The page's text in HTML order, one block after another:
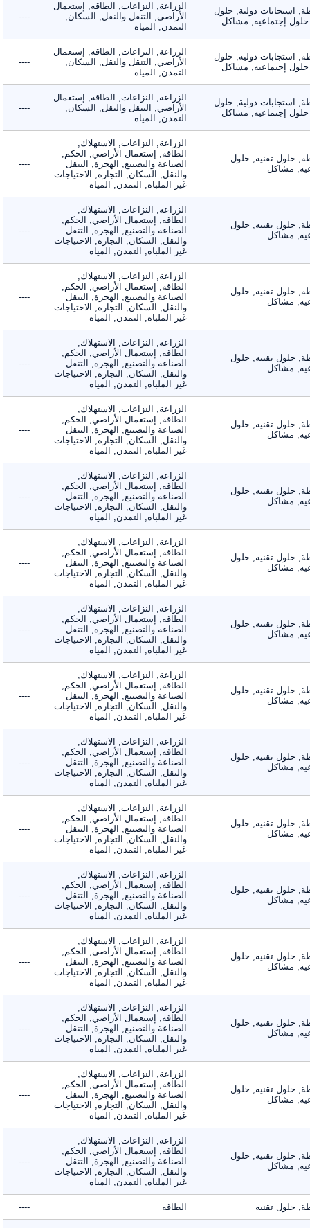
استجابات دولية, حلول
إجتماعيه, مشاكل
الزراعة, النزاعات, الطاقه, إستعمال
الأراضي, التنقل والنقل, السكان,
التمدن, المياه
----
استجابات دولية, حلول
إجتماعيه, مشاكل
الزراعة, النزاعات, الطاقه, إستعمال
الأراضي, التنقل والنقل, السكان,
التمدن, المياه
----
استجابات دولية, حلول
إجتماعيه, مشاكل
الزراعة, النزاعات, الطاقه, إستعمال
الأراضي, التنقل والنقل, السكان,
التمدن, المياه
----
حلول تقنيه, حلول
مشاكل
الزراعة, النزاعات, الاستهلاك,
الطاقه, إستعمال الأراضي, الحكم,
الصناعة والتصنيع, الهجرة, التنقل
والنقل, السكان, التجاره, الاحتياجات
غير الملباه, التمدن, المياه
----
حلول تقنيه, حلول
مشاكل
الزراعة, النزاعات, الاستهلاك,
الطاقه, إستعمال الأراضي, الحكم,
الصناعة والتصنيع, الهجرة, التنقل
والنقل, السكان, التجاره, الاحتياجات
غير الملباه, التمدن, المياه
----
حلول تقنيه, حلول
مشاكل
الزراعة, النزاعات, الاستهلاك,
الطاقه, إستعمال الأراضي, الحكم,
الصناعة والتصنيع, الهجرة, التنقل
والنقل, السكان, التجاره, الاحتياجات
غير الملباه, التمدن, المياه
----
حلول تقنيه, حلول
مشاكل
الزراعة, النزاعات, الاستهلاك,
الطاقه, إستعمال الأراضي, الحكم,
الصناعة والتصنيع, الهجرة, التنقل
والنقل, السكان, التجاره, الاحتياجات
غير الملباه, التمدن, المياه
----
حلول تقنيه, حلول
مشاكل
الزراعة, النزاعات, الاستهلاك,
الطاقه, إستعمال الأراضي, الحكم,
الصناعة والتصنيع, الهجرة, التنقل
والنقل, السكان, التجاره, الاحتياجات
غير الملباه, التمدن, المياه
----
حلول تقنيه, حلول
مشاكل
الزراعة, النزاعات, الاستهلاك,
الطاقه, إستعمال الأراضي, الحكم,
الصناعة والتصنيع, الهجرة, التنقل
والنقل, السكان, التجاره, الاحتياجات
غير الملباه, التمدن, المياه
----
حلول تقنيه, حلول
مشاكل
الزراعة, النزاعات, الاستهلاك,
الطاقه, إستعمال الأراضي, الحكم,
الصناعة والتصنيع, الهجرة, التنقل
والنقل, السكان, التجاره, الاحتياجات
غير الملباه, التمدن, المياه
----
حلول تقنيه, حلول
مشاكل
الزراعة, النزاعات, الاستهلاك,
الطاقه, إستعمال الأراضي, الحكم,
الصناعة والتصنيع, الهجرة, التنقل
والنقل, السكان, التجاره, الاحتياجات
غير الملباه, التمدن, المياه
----
حلول تقنيه, حلول
مشاكل
الزراعة, النزاعات, الاستهلاك,
الطاقه, إستعمال الأراضي, الحكم,
الصناعة والتصنيع, الهجرة, التنقل
والنقل, السكان, التجاره, الاحتياجات
غير الملباه, التمدن, المياه
----
حلول تقنيه, حلول
مشاكل
الزراعة, النزاعات, الاستهلاك,
الطاقه, إستعمال الأراضي, الحكم,
الصناعة والتصنيع, الهجرة, التنقل
والنقل, السكان, التجاره, الاحتياجات
غير الملباه, التمدن, المياه
----
حلول تقنيه, حلول
مشاكل
الزراعة, النزاعات, الاستهلاك,
الطاقه, إستعمال الأراضي, الحكم,
الصناعة والتصنيع, الهجرة, التنقل
والنقل, السكان, التجاره, الاحتياجات
غير الملباه, التمدن, المياه
----
حلول تقنيه, حلول
مشاكل
الزراعة, النزاعات, الاستهلاك,
الطاقه, إستعمال الأراضي, الحكم,
الصناعة والتصنيع, الهجرة, التنقل
والنقل, السكان, التجاره, الاحتياجات
غير الملباه, التمدن, المياه
----
حلول تقنيه, حلول
مشاكل
الزراعة, النزاعات, الاستهلاك,
الطاقه, إستعمال الأراضي, الحكم,
الصناعة والتصنيع, الهجرة, التنقل
والنقل, السكان, التجاره, الاحتياجات
غير الملباه, التمدن, المياه
----
حلول تقنيه, حلول
مشاكل
الزراعة, النزاعات, الاستهلاك,
الطاقه, إستعمال الأراضي, الحكم,
الصناعة والتصنيع, الهجرة, التنقل
والنقل, السكان, التجاره, الاحتياجات
غير الملباه, التمدن, المياه
----
حلول تقنيه, حلول
مشاكل
الزراعة, النزاعات, الاستهلاك,
الطاقه, إستعمال الأراضي, الحكم,
الصناعة والتصنيع, الهجرة, التنقل
والنقل, السكان, التجاره, الاحتياجات
غير الملباه, التمدن, المياه
----
حلول تقنيه, حلول
مشاكل
الزراعة, النزاعات, الاستهلاك,
الطاقه, إستعمال الأراضي, الحكم,
الصناعة والتصنيع, الهجرة, التنقل
والنقل, السكان, التجاره, الاحتياجات
غير الملباه, التمدن, المياه
----
حلول تقنيه الطاقه ----